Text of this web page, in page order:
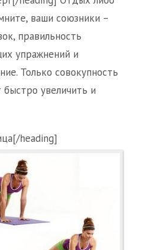
ваши союзники –
правильность
упражнений и
Только совокупность
увеличить и
heading]